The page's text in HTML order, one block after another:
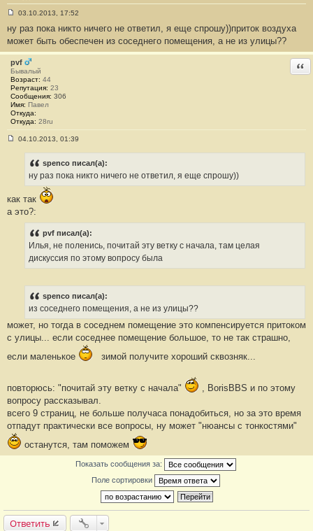
о
б
щ
е
н
и
е
#
1
7
9
03.10.2013, 17:52
ну раз пока никто ничего не ответил, я еще спрошу))приток воздуха
может быть обеспечен из соседнего помещения, а не из улицы??
pvf
Бывалый
Возраст: 44
Репутация: 23
Сообщения: 306
Имя: Павел
Откуда:
Откуда: 28ru
и
е
04.10.2013, 01:39
spenco писал(а):
ну раз пока никто ничего не ответил, я еще спрошу))
как так
а это?:
pvf писал(а):
Илья, не поленись, почитай эту ветку с начала, там целая
дискуссия по этому вопросу была
spenco писал(а):
из соседнего помещения, а не из улицы??
может, но тогда в соседнем помещение это компенсируется притоком
с улицы... если соседнее помещение большое, то не так страшно,
если маленькое
зимой получите хороший сквозняк...
повторюсь: "почитай эту ветку с начала"
, BorisBBS и по этому
вопросу рассказывал.
всего 9 страниц, не больше получаса понадобиться, но за это время
отпадут практически все вопросы, ну может "нюансы с тонкостями"
останутся, там поможем
Показать сообщения за:
Поле сортировки
Ответить